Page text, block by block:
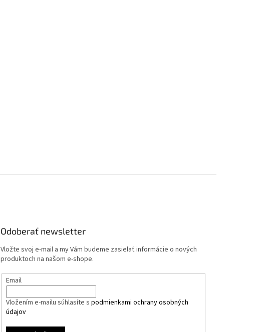
Odoberať newsletter
Vložte svoj e-mail a my Vám budeme zasielať informácie o nových
produktoch na našom e-shope.
Email
Vložením e-mailu súhlasíte spodmienkami ochrany osobných
údajov